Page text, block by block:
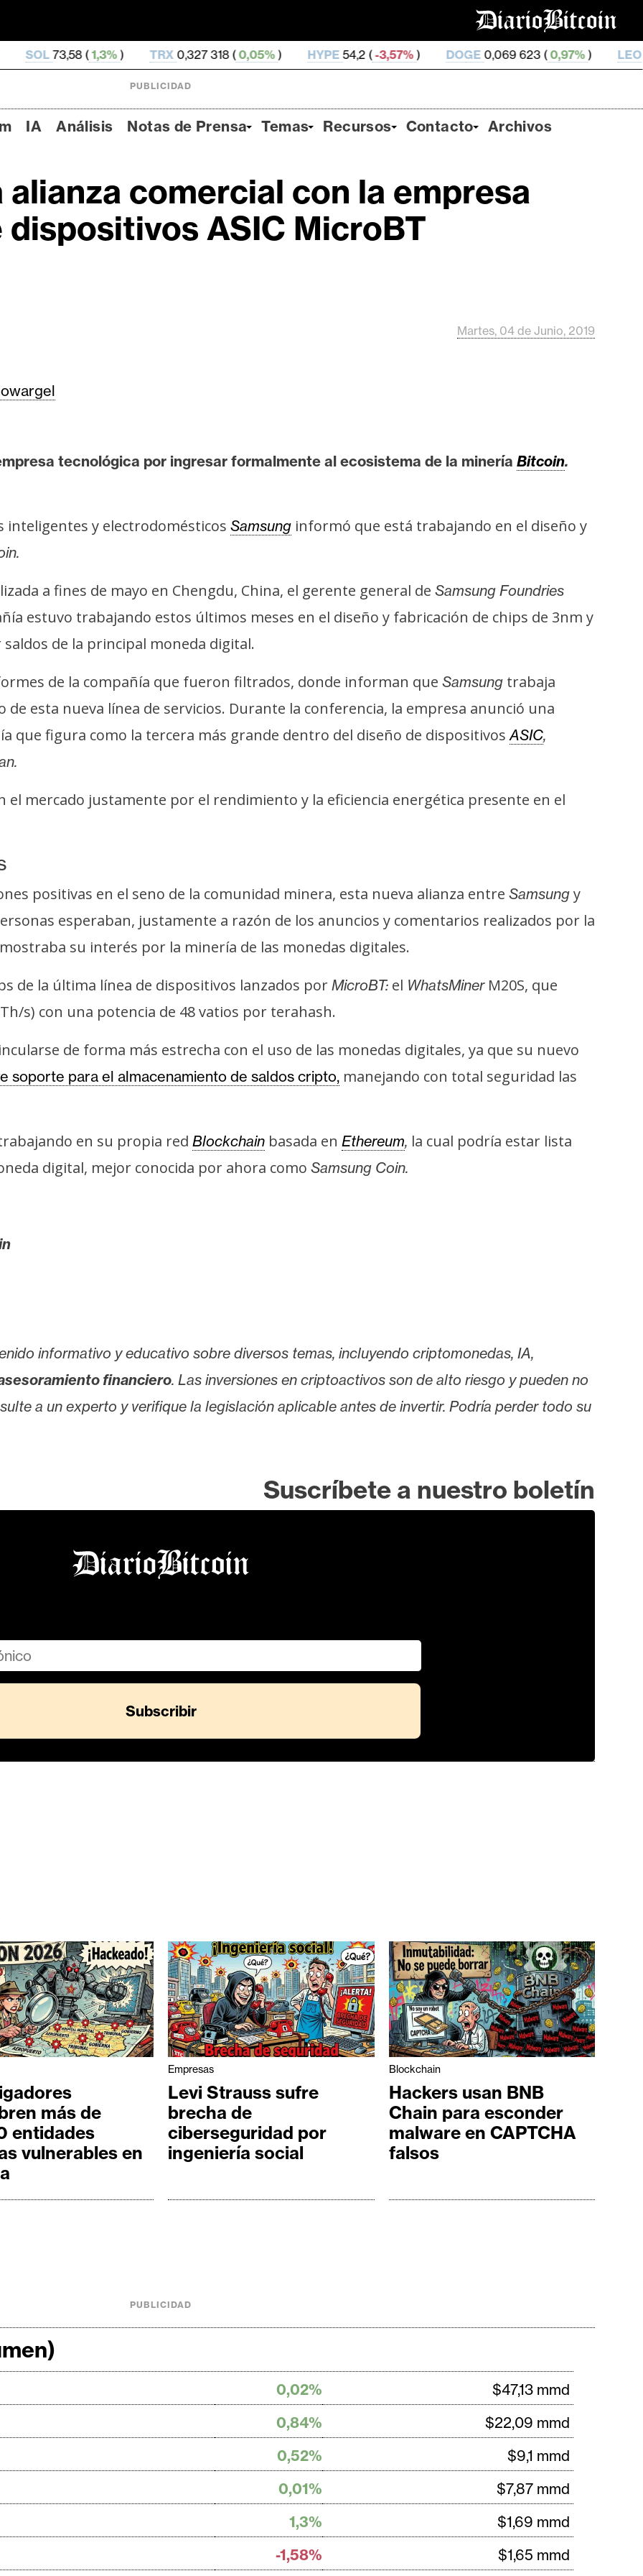
1,3%) TRX0,327 318 (0,05%) HYPE54,2 ( -3,57%) DOGE0,069 623 (0,97%) LEO9,76 ( 0,09%)
PUBLICIDAD
IA Análisis Notas de Prensa Temas Recursos Contacto Archivos
alianza comercial con la empresa
ASIC MicroBT
Martes, 04 de Junio, 2019
tecnológica por ingresar formalmente al ecosistema de la minería Bitcoin.
inteligentes y electrodomésticos Samsung informó que está trabajando en el diseño y
a fines de mayo en Chengdu, China, el gerente general de Samsung Foundries
estuvo trabajando estos últimos meses en el diseño y fabricación de chips de 3nm y
de la principal moneda digital.
de la compañía que fueron filtrados, donde informan que Samsung trabaja
esta nueva línea de servicios. Durante la conferencia, la empresa anunció una
que figura como la tercera más grande dentro del diseño de dispositivosASIC,
mercado justamente por el rendimiento y la eficiencia energética presente en el
positivas en el seno de la comunidad minera, esta nueva alianza entre Samsung y
esperaban, justamente a razón de los anuncios y comentarios realizados por la
su interés por la minería de las monedas digitales.
de la última línea de dispositivos lanzados por MicroBT: el WhatsMinerM20S, que
s) con una potencia de 48 vatios por terahash.
de forma más estrecha con el uso de las monedas digitales, ya que su nuevo
soporte para el almacenamiento de saldos cripto, manejando con total seguridad las
en su propia red Blockchain basada en Ethereum, la cual podría estar lista
digital, mejor conocida por ahora como Samsung Coin.
informativo y educativo sobre diversos temas, incluyendo criptomonedas, IA,
financiero. Las inversiones en criptoactivos son de alto riesgo y pueden no
a un experto y verifique la legislación aplicable antes de invertir. Podría perder todo su
Suscríbete a nuestro boletín
más de
entidades
vulnerables en
Empresas
Levi Strauss sufre
brecha de
ciberseguridad por
ingeniería social
Blockchain
Hackers usan BNB
Chain para esconder
malware en CAPTCHA
falsos
PUBLICIDAD
0,02%
$47,13 mmd
0,84%
$22,09 mmd
0,52%
$9,1 mmd
0,01%
$7,87 mmd
1,3%
$1,69 mmd
-1,58% $1,65 mmd